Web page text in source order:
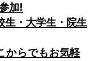
加!
生・大学生・院生
からでもお気軽